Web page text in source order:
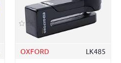
OXFORD LK485